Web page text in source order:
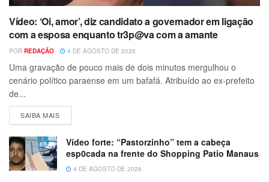
Vídeo: ‘Oi, amor’, diz candidato a governador em ligação
com a esposa enquanto tr3p@va com a amante
POR REDAÇÃO 4 DE AGOSTO DE 2026
Uma gravação de pouco mais de dois minutos mergulhou o
cenário político paraense em um bafafá. Atribuído ao ex-prefeito
de...
SAIBA MAIS
Vídeo forte: “Pastorzinho” tem a cabeça
esp0cada na frente do Shopping Patio Manaus
4 DE AGOSTO DE 2026